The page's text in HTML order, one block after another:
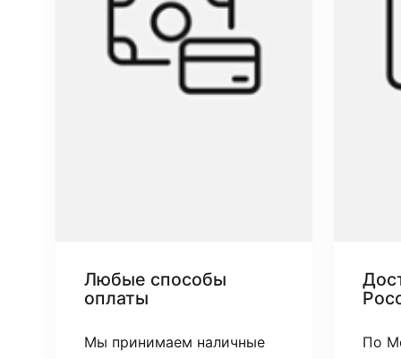
Любые способы
оплаты
Мы принимаем наличные
По